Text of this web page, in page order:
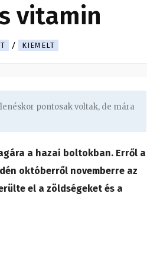
vitamin
KIEMELT
pontosak voltak, de mára
a hazai boltokban. Erről a
októberről novemberre az
el a zöldségeket és a